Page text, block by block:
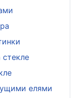
елями